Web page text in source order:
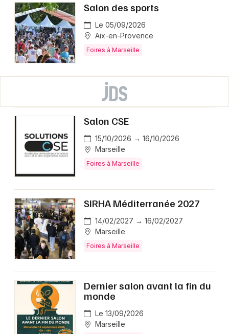
Salon des sports
Le 05/09/2026
Aix-en-Provence
Foires à Marseille
Salon CSE
15/10/2026 → 16/10/2026
Marseille
Foires à Marseille
SIRHA Méditerranée 2027
14/02/2027 → 16/02/2027
Marseille
Foires à Marseille
Dernier salon avant la fin du
monde
Le 13/09/2026
Marseille